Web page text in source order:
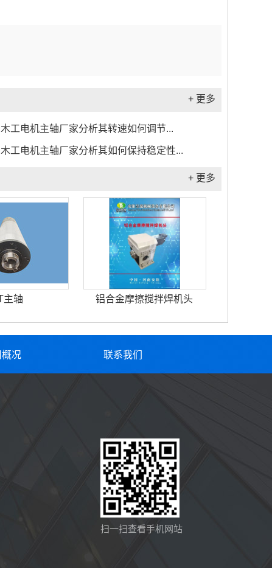
+ 更多
木工电机主轴厂家分析其转速如何调节...
木工电机主轴厂家分析其如何保持稳定性...
+ 更多
主轴 铝合金摩擦搅拌焊机头
概况 联系我们
扫一扫查看手机网站